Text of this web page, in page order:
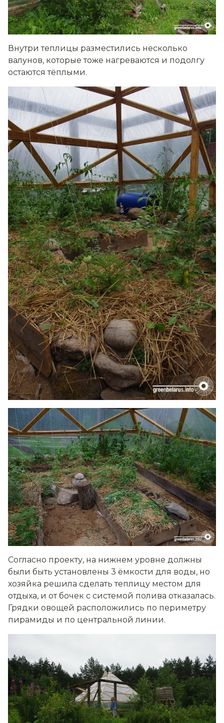
Внутри теплицы разместились несколько
валунов, которые тоже нагреваются и подолгу
остаются тёплыми.
Согласно проекту, на нижнем уровне должны
были быть установлены 3 ёмкости для воды, но
хозяйка решила сделать теплицу местом для
отдыха, и от бочек с системой полива отказалась.
Грядки овощей расположились по периметру
пирамиды и по центральной линии.